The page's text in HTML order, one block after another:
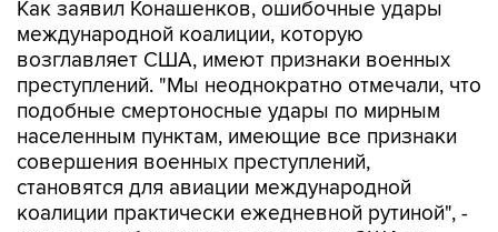
возглавляет США, имеют признаки военных
преступлений. "Мы неоднократно отмечали, что
подобные смертоносные удары по мирным
населенным пунктам, имеющие все признаки
совершения военных преступлений,
становятся для авиации международной
коалиции практически ежедневной рутиной", -
сказал он об авиаударе коалиции США по
населенному пункту Дакук.